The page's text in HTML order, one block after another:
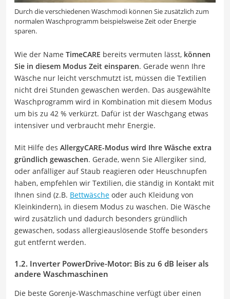
Durch die verschiedenen Waschmodi können Sie zusätzlich zum
normalen Waschprogramm beispielsweise Zeit oder Energie
sparen.
Wie der Name TimeCARE bereits vermuten lässt, können
Sie in diesem Modus Zeit einsparen. Gerade wenn Ihre
Wäsche nur leicht verschmutzt ist, müssen die Textilien
nicht drei Stunden gewaschen werden. Das ausgewählte
Waschprogramm wird in Kombination mit diesem Modus
um bis zu 42 % verkürzt. Dafür ist der Waschgang etwas
intensiver und verbraucht mehr Energie.
Mit Hilfe des AllergyCARE-Modus wird Ihre Wäsche extra
gründlich gewaschen. Gerade, wenn Sie Allergiker sind,
oder anfälliger auf Staub reagieren oder Heuschnupfen
haben, empfehlen wir Textilien, die ständig in Kontakt mit
Ihnen sind (z.B. Bettwäsche oder auch Kleidung von
Kleinkindern), in diesem Modus zu waschen. Die Wäsche
wird zusätzlich und dadurch besonders gründlich
gewaschen, sodass allergieauslösende Stoffe besonders
gut entfernt werden.
1.2. Inverter PowerDrive-Motor: Bis zu 6 dB leiser als
andere Waschmaschinen
Die beste Gorenje-Waschmaschine verfügt über einen